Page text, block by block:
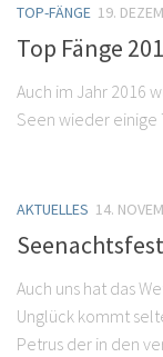
TOP-FÄNGE 19.
Top Fänge
Auch im Jahr 2016
Seen wieder einige
AKTUELLES 14.
Auch uns hat das
Unglück kommt
Petrus der in den